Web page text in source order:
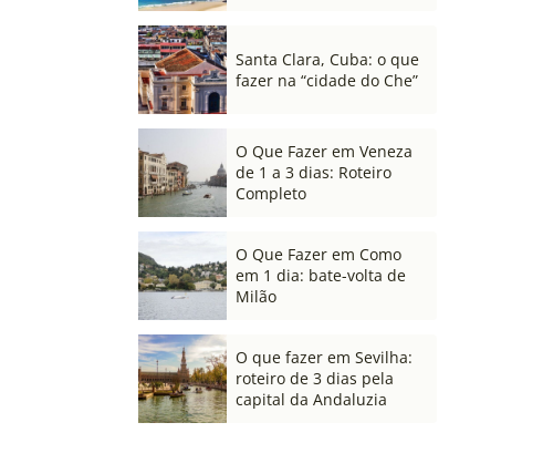
Santa Clara, Cuba: o que
fazer na “cidade do Che”
O Que Fazer em Veneza
de 1 a 3 dias: Roteiro
Completo
O Que Fazer em Como
em 1 dia: bate-volta de
Milão
O que fazer em Sevilha:
roteiro de 3 dias pela
capital da Andaluzia